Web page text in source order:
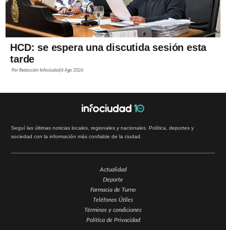
HCD: se espera una discutida sesión esta
tarde
PorRedacción Infociudad6 Ago 2026
Seguí las últimas noticias locales, regionales y nacionales. Política, deportes y
sociedad con la información más confiable de la ciudad.
Actualidad
Deporte
Farmacia de Turno
Teléfonos Útiles
Términos y condiciones
Política de Privacidad